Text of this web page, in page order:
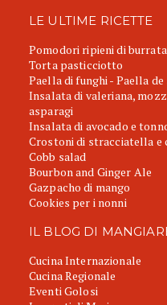
LE ULTIME RICETTE
Pomodori ripieni di burrata
Torta pasticciotto
Paella di funghi - Paella de
Insalata di valeriana,
asparagi
Insalata di avocado e
Crostoni di stracciatella e
Cobb salad
Bourbon and Ginger Ale
Gazpacho di mango
Cookies per i nonni
IL BLOG DI
Cucina Internazionale
Cucina Regionale
Eventi Golosi